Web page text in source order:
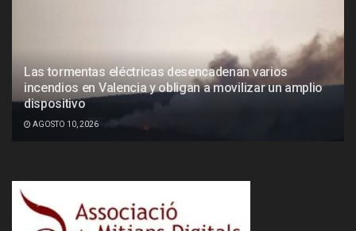
Las tormentas eléctricas desencadenan varios
incendios en Valencia y obligan a movilizar un amplio
dispositivo
AGOSTO 10, 2026